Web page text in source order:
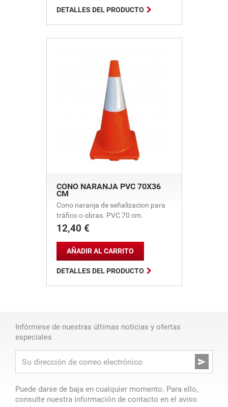

DETALLES DEL PRODUCTO
CONO NARANJA PVC 70X36
CM
Cono naranja de señalizacion para
tráfico o obras. PVC 70 cm.
Precio
12,40 €

AÑADIR AL CARRITO
DETALLES DEL PRODUCTO
Infórmese de nuestras últimas noticias y ofertas
especiales

Puede darse de baja en cualquier momento. Para ello,
consulte nuestra información de contacto en el aviso